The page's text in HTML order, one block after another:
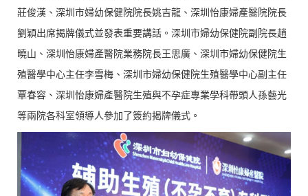
莊俊漢、深圳市婦幼保健院院長姚吉龍、深圳怡康婦產醫院院長
劉穎出席揭牌儀式並發表重要講話。深圳市婦幼保健院副院長趙
曉山、深圳怡康婦產醫院業務院長王思廣、深圳市婦幼保健院生
殖醫學中心主任李雪梅、深圳市婦幼保健院生殖醫學中心副主任
覃春容、深圳怡康婦產醫院生殖與不孕症專業學科帶頭人孫藝光
等兩院各科室領導人參加了簽約揭牌儀式。